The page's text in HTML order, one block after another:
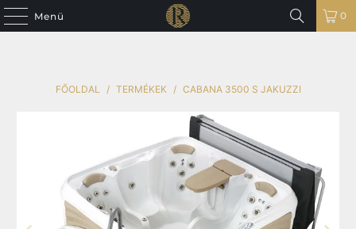
Menü 0
FŐOLDAL / TERMÉKEK / CABANA 3500 S JAKUZZI